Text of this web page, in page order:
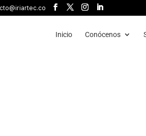
Inicio Conócenos